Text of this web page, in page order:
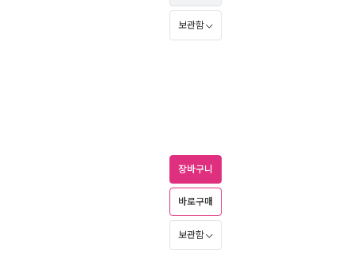
보관함
장바구니
바로구매
보관함